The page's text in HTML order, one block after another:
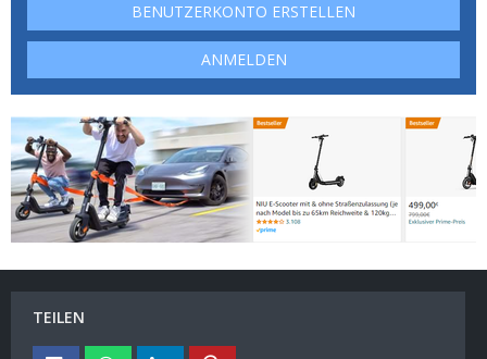
BENUTZERKONTO ERSTELLEN
ANMELDEN
TEILEN